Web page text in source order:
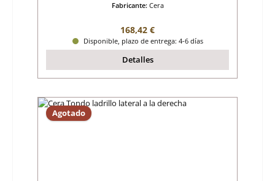
Fabricante: Cera
Precio normal:
168,42 €
Disponible, plazo de entrega: 4-6 días
Detalles
Agotado